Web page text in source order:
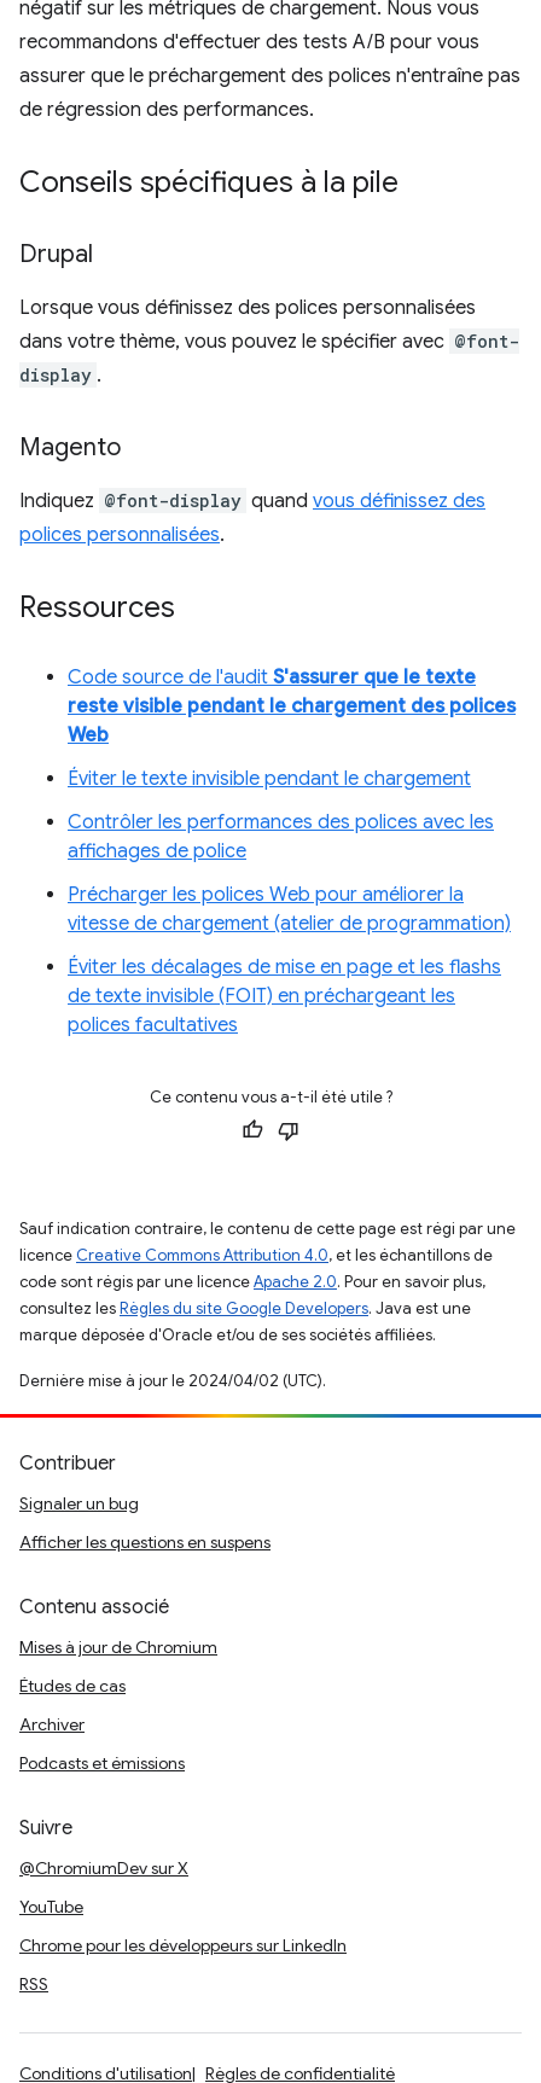
négatif sur les métriques de chargement. Nous vous
recommandons d'effectuer des tests A/B pour vous
assurer que le préchargement des polices n'entraîne pas
de régression des performances.
Conseils spécifiques à la pile
Drupal
Lorsque vous définissez des polices personnalisées
dans votre thème, vous pouvez le spécifier avec @font-
display .
Magento
Indiquez @font-display quand vous définissez des
polices personnalisées.
Ressources
Code source de l'audit S'assurer que le texte
reste visible pendant le chargement des polices
Web
Éviter le texte invisible pendant le chargement
Contrôler les performances des polices avec les
affichages de police
Précharger les polices Web pour améliorer la
vitesse de chargement (atelier de programmation)
Éviter les décalages de mise en page et les flashs
de texte invisible (FOIT) en préchargeant les
polices facultatives
Ce contenu vous a-t-il été utile ?
Sauf indication contraire, le contenu de cette page est régi par une
licence Creative Commons Attribution 4.0, et les échantillons de
code sont régis par une licenceApache 2.0. Pour en savoir plus,
consultez lesRègles du site Google Developers. Java est une
marque déposée d'Oracle et/ou de ses sociétés affiliées.
Dernière mise à jour le 2024/04/02 (UTC).
Contribuer
Signaler un bug
Afficher les questions en suspens
Contenu associé
Mises à jour de Chromium
Études de cas
Archiver
Podcasts et émissions
Suivre
@ChromiumDev sur X
YouTube
Chrome pour les développeurs sur LinkedIn
RSS
Conditions d'utilisation Règles de confidentialité